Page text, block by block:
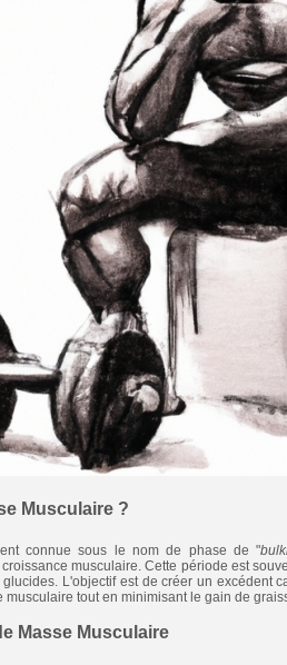
Musculaire ?
connue sous le nom de phase de "
musculaire. Cette période est
L'objectif est de créer un excédent
tout en minimisant le gain de
Masse Musculaire